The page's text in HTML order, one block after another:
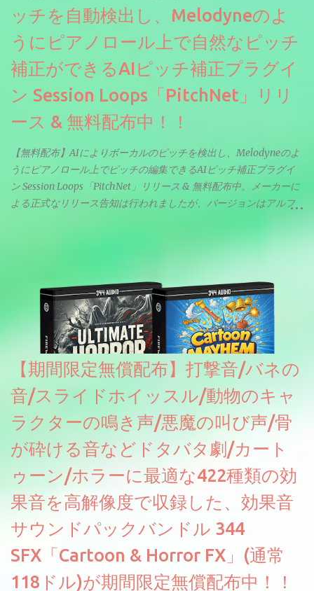
ッチを自動検出し、Melodyneのよ
うにピアノロール上で自然なピッチ
補正ができるAIピッチ補正プラグイ
ン Session Loops「PitchNet」リリ
ース & 無料配布中！！
【無料配布】AIによりボーカルのピッチを検出し、Melodyneのよ
うにピアノロール上でピッチの編集できるAIピッチ補正プラグイ
ン Session Loops「PitchNet」リリース & 無料配布中。メーカーに
よる正式なリリース告知は行われましたが、バージョンはアルフ
のあるDrumNetのメーカーです。調べたところによるとオープン
ソースを元に設計・改良した製品のようです。
【期間限定無償配布】打撃音/バネの
音/スライドホイッスル/動物のキャ
ラクターの鳴き声/悪魔の叫び声/骨
が砕ける音などドタバタ劇/カート
ゥーン/ホラーに最適な422種類の効
果音を高解像度で収録した、効果音
サウンドパックバンドル 344
SFX「Cartoon & Horror FX」(通常
118ドル)が期間限定無償配布中！！